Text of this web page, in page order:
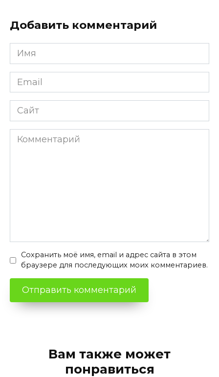
Добавить комментарий
Имя
*
Email
*
Сайт
Комментарий
Сохранить моё имя, email и адрес сайта в этом
браузере для последующих моих комментариев.
Вам также может
понравиться